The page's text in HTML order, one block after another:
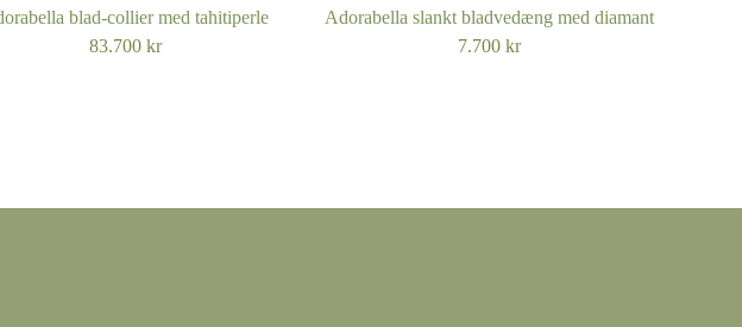
blad-collier med tahitiperle
83.700 kr
Adorabella slankt bladvedæng med diamant
7.700 kr